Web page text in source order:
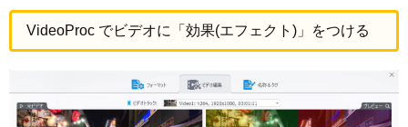
VideoProc でビデオに「効果(エフェクト)」をつける